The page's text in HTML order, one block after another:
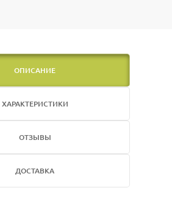
ОПИСАНИЕ
ХАРАКТЕРИСТИКИ
ОТЗЫВЫ
ДОСТАВКА